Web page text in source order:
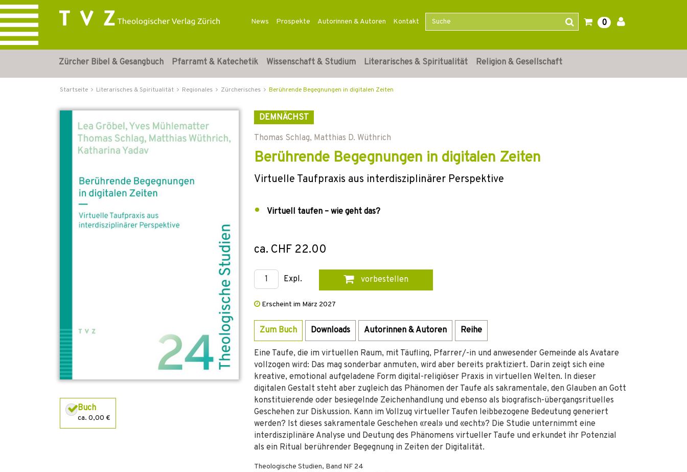
News Prospekte Autorinnen & Autoren Kontakt 0
Zürcher Bibel & Gesangbuch Pfarramt & Katechetik Wissenschaft & Studium Literarisches & Spiritualität Religion & Gesellschaft
Startseite Literarisches & Spiritualität Regionales Zürcherisches Berührende Begegnungen in digitalen Zeiten
Buch
ca. 0,00 €
DEMNÄCHST
Thomas Schlag, Matthias D. Wüthrich
Berührende Begegnungen in digitalen Zeiten
Virtuelle Taufpraxis aus interdisziplinärer Perspektive
Virtuell taufen – wie geht das?
ca. CHF 22.00
Expl. vorbestellen
Erscheint im März 2027
Zum Buch Downloads Autorinnen & Autoren Reihe
Eine Taufe, die im virtuellen Raum, mit Täufling, Pfarrer/-in und anwesender Gemeinde als Avatare
vollzogen wird: Das mag sonderbar anmuten, wird aber bereits praktiziert. Darin zeigt sich eine
kreative, emotional aufgeladene Form digital-­religiöser Praxis in virtuellen Welten. In dieser
digitalen Gestalt steht aber zugleich das Phänomen der Taufe als sakramentale, den Glauben an Gott
konstituierende oder besiegelnde Zeichenhandlung und ebenso als biografisch-übergangsrituelles
Geschehen zur Diskussion. Kann im Vollzug virtueller Taufen leibbezogene Bedeutung generiert
werden? Ist dieses sakramentale Geschehen «real» und «echt»? Die Studie unternimmt eine
interdisziplinäre Analyse und Deutung des Phänomens virtueller Taufe und erkundet ihr Potenzial
als ein Ritual berührender Begegnung in Zeiten der Digitalität.
Theologische Studien, Band NF 24